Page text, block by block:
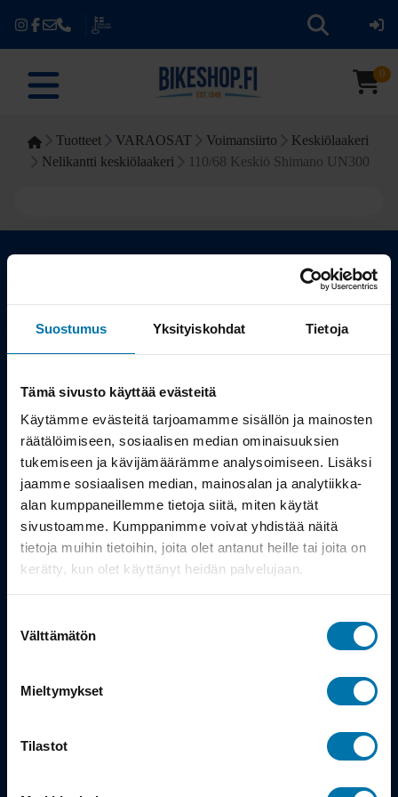
Suostumus Yksityiskohdat Tietoja
Tämä sivusto käyttää evästeitä
Käytämme evästeitä tarjoamamme sisällön ja mainosten
räätälöimiseen, sosiaalisen median ominaisuuksien
tukemiseen ja kävijämäärämme analysoimiseen. Lisäksi
jaamme sosiaalisen median, mainosalan ja analytiikka-
alan kumppaneillemme tietoja siitä, miten käytät
sivustoamme. Kumppanimme voivat yhdistää näitä
tietoja muihin tietoihin, joita olet antanut heille tai joita on
kerätty, kun olet käyttänyt heidän palvelujaan.
valinta
Välttämätön
Mieltymykset
Tilastot
0
Tuotteet VARAOSAT Voimansiirto
Keskiölaakeri
Nelikantti keskiölaakeri
110/68 Keskiö Shimano UN300
Kauppa
Työsuhdepyörä
Info
Toimitus
Takuu ja palautukset